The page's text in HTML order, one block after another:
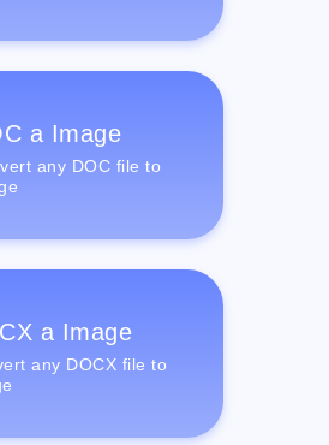
a Image
any DOC file to
a Image
any DOCX file to